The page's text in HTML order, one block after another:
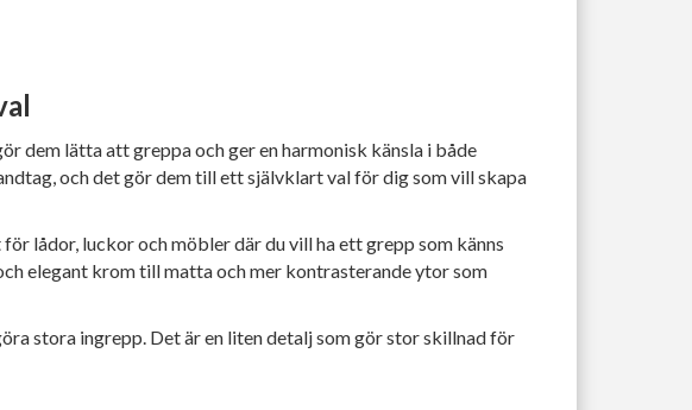
dem lätta att greppa och ger en harmonisk känsla i både
och det gör dem till ett självklart val för dig som vill skapa
lådor, luckor och möbler där du vill ha ett grepp som känns
elegant krom till matta och mer kontrasterande ytor som
stora ingrepp. Det är en liten detalj som gör stor skillnad för